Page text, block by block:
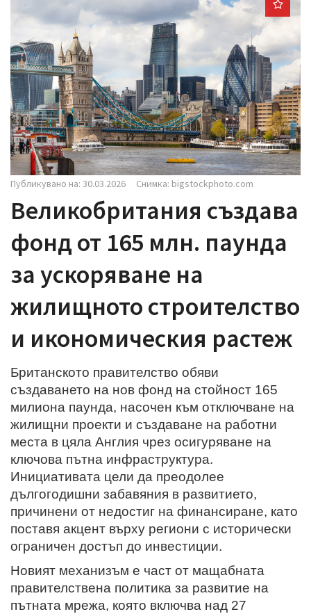
a
t
i
o
n
Публикувано на: 30.03.2026 Снимка: bigstockphoto.com
Великобритания създава
фонд от 165 млн. паунда
за ускоряване на
жилищното строителство
и икономическия растеж
Британското правителство обяви
създаването на нов фонд на стойност 165
милиона паунда, насочен към отключване на
жилищни проекти и създаване на работни
места в цяла Англия чрез осигуряване на
ключова пътна инфраструктура.
Инициативата цели да преодолее
дългогодишни забавяния в развитието,
причинени от недостиг на финансиране, като
поставя акцент върху региони с исторически
ограничен достъп до инвестиции.
Новият механизъм е част от мащабната
правителствена политика за развитие на
пътната мрежа, която включва над 27